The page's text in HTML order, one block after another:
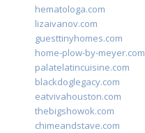
hematologa.com
lizaivanov.com
guesttinyhomes.com
home-plow-by-meyer.com
palatelatincuisine.com
blackdoglegacy.com
eatvivahouston.com
thebigshowok.com
chimeandstave.com